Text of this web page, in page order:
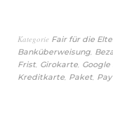
Kategorie Fair für die
Banküberweisung
Frist Girokarte Google
Kreditkarte Paket